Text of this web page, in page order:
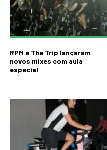
RPM e The Trip lançaram
novos mixes com aula
especial